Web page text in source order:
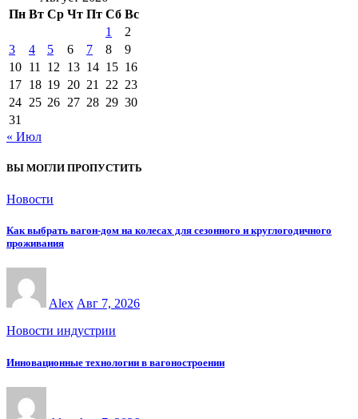
Пн Вт Ср Чт Пт Сб Вс
1
2
3
4 5 6 7 8
9
10 11 12 13 14 15 16
17 18 19 20 21 22 23
24 25 26 27 28 29 30
31
« Июл
ВЫ МОГЛИ ПРОПУСТИТЬ
Новости
Как выбрать вагон-дом на колесах для сезонного и круглогодичного
проживания
Alex Авг 7, 2026
Новости индустрии
Инновационные технологии в вагоностроении